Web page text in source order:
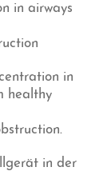
in airways
in
healthy
in der